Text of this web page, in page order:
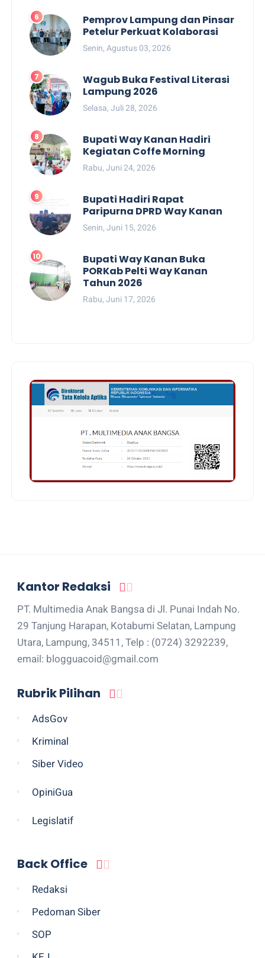
Pemprov Lampung dan Pinsar
Petelur Perkuat Kolaborasi
Senin, Agustus 03, 2026
Wagub Buka Festival Literasi
Lampung 2026
Selasa, Juli 28, 2026
Bupati Way Kanan Hadiri
Kegiatan Coffe Morning
Rabu, Juni 24, 2026
Bupati Hadiri Rapat
Paripurna DPRD Way Kanan
Senin, Juni 15, 2026
Bupati Way Kanan Buka
PORKab Pelti Way Kanan
Tahun 2026
Rabu, Juni 17, 2026
Kantor Redaksi
PT. Multimedia Anak Bangsa di Jl. Punai Indah No.
29 Tanjung Harapan, Kotabumi Selatan, Lampung
Utara, Lampung, 34511, Telp : (0724) 3292239,
email: blogguacoid@gmail.com
Rubrik Pilihan
AdsGov
Kriminal
Siber Video
OpiniGua
Legislatif
Back Office
Redaksi
Pedoman Siber
SOP